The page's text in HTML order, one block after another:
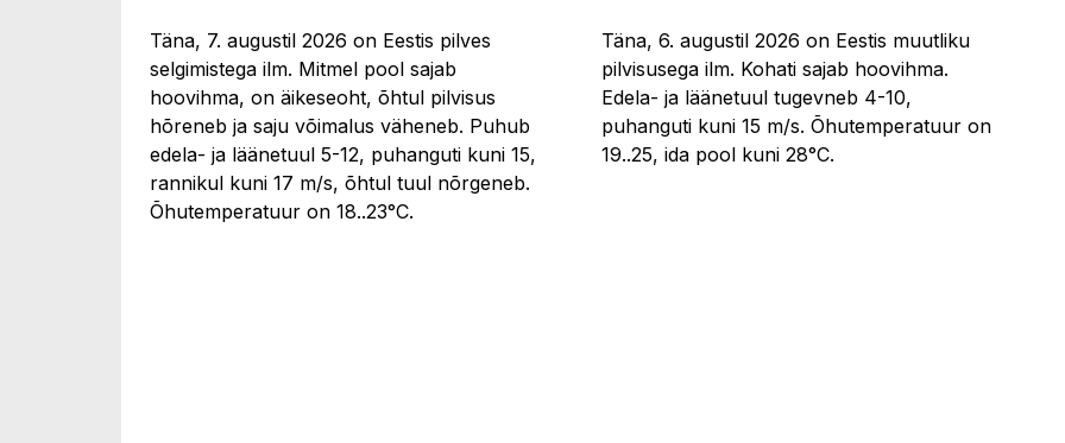
Täna, 7. augustil 2026 on Eestis pilves
selgimistega ilm. Mitmel pool sajab
hoovihma, on äikeseoht, õhtul pilvisus
hõreneb ja saju võimalus väheneb. Puhub
edela- ja läänetuul 5-12, puhanguti kuni 15,
rannikul kuni 17 m/s, õhtul tuul nõrgeneb.
Õhutemperatuur on 18..23°C.
Täna, 6. augustil 2026 on Eestis muutliku
pilvisusega ilm. Kohati sajab hoovihma.
Edela- ja läänetuul tugevneb 4-10,
puhanguti kuni 15 m/s. Õhutemperatuur on
19..25, ida pool kuni 28°C.